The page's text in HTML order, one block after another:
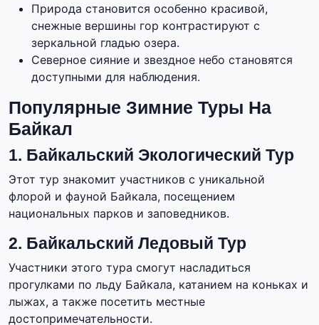
Природа становится особенно красивой,
снежные вершины гор контрастируют с
зеркальной гладью озера.
Северное сияние и звездное небо становятся
доступными для наблюдения.
Популярные Зимние Туры На
Байкал
1. Байкальский Экологический Тур
Этот тур знакомит участников с уникальной
флорой и фауной Байкала, посещением
национальных парков и заповедников.
2. Байкальский Ледовый Тур
Участники этого тура смогут насладиться
прогулками по льду Байкала, катанием на коньках и
лыжах, а также посетить местные
достопримечательности.